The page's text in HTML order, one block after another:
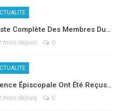
Complète Des Membres Du…
mois depuis 0
Épiscopale Ont Été Reçus…
mois depuis 0